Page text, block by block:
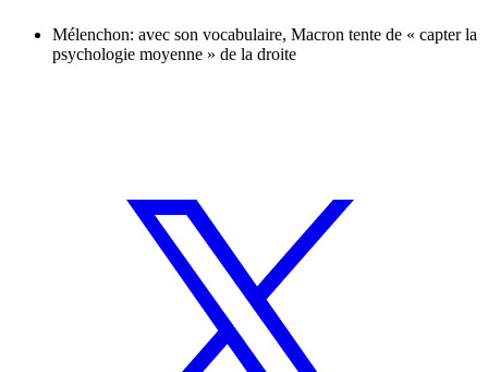
Mélenchon: avec son vocabulaire, Macron tente de « capter la
psychologie moyenne » de la droite